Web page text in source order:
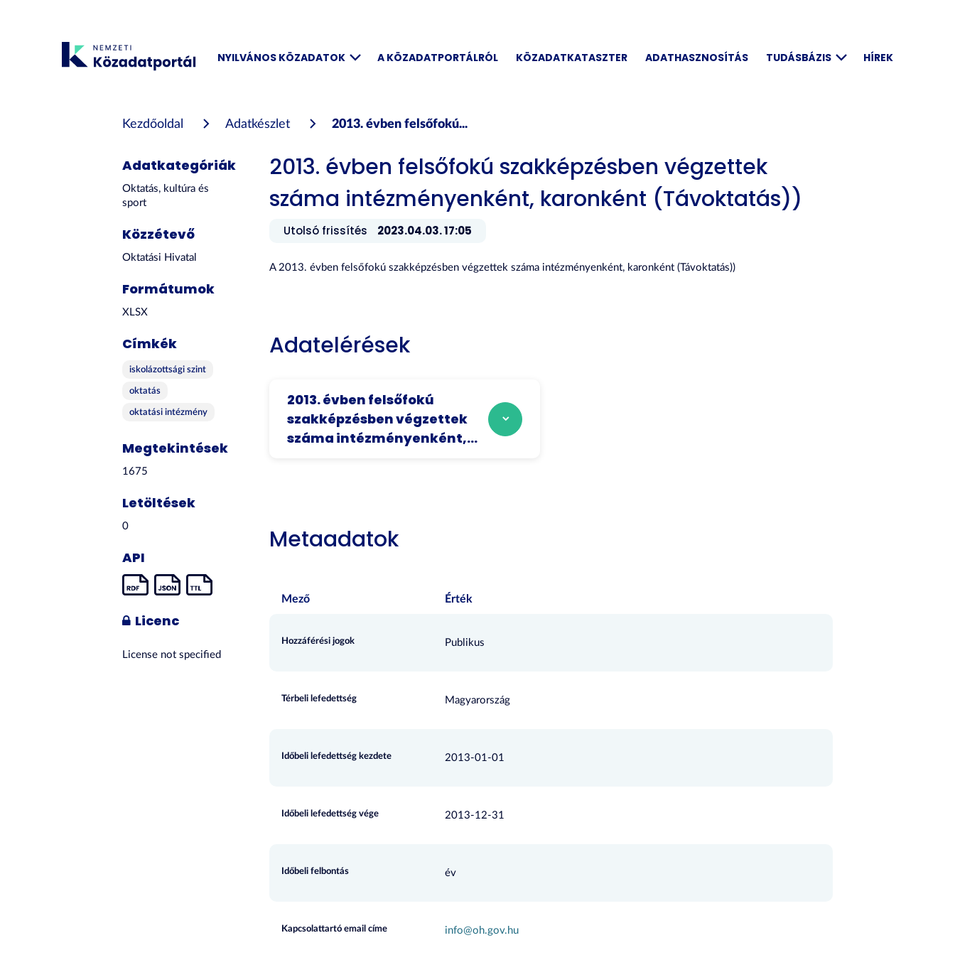
NYILVÁNOS KÖZADATOK A KÖZADATPORTÁLRÓL KÖZADATKATASZTER ADATHASZNOSÍTÁS TUDÁSBÁZIS HÍREK
Kezdőoldal Adatkészlet 2013. évben felsőfokú...
Adatkategóriák
Oktatás, kultúra és
sport
Közzétevő
Oktatási Hivatal
Formátumok
XLSX
Címkék
iskolázottsági szint
oktatás
oktatási intézmény
Megtekintések
1675
Letöltések
0
API
Licenc
License not specified
2013. évben felsőfokú szakképzésben végzettek
száma intézményenként, karonként (Távoktatás))
Utolsó frissítés 2023.04.03. 17:05
A 2013. évben felsőfokú szakképzésben végzettek száma intézményenként, karonként (Távoktatás))
Adatelérések
2013. évben felsőfokú
szakképzésben végzettek
száma intézményenként,...
Metaadatok
Mező Érték
Hozzáférési jogok Publikus
Térbeli lefedettség Magyarország
Időbeli lefedettség kezdete 2013-01-01
Időbeli lefedettség vége 2013-12-31
Időbeli felbontás év
Kapcsolattartó email címe info@oh.gov.hu